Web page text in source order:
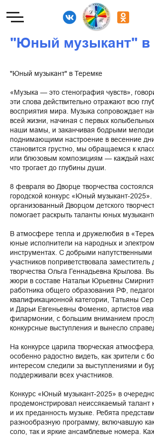
"Юный музыкант" в
"Юный музыкант" в Теремке
«Музыка — это стенография чувств»,
эти слова действительно отражают всю
восприятия мира. Музыка сопровождает
всей жизни, начиная с первых
наши мамы, и заканчивая бодрыми
поднимающими настроение в весенние
становится грустно, мы обращаемся к
или блюзовым композициям — каждый
что трогает до глубины души.
8 февраля во Дворце творчества
городской конкурс «Юный музыкант-2025».
организованный Дворцом детского
помогает раскрыть таланты юных
В атмосфере тепла и дружелюбия в
юные исполнители на народных и
инструментах. С добрыми напутственными
участников поприветствовала
творчества Ольга Геннадьевна Крылова.
жюри в составе Натальи Юрьевны
работника общего образования РФ,
квалификационной категории, Татьяны
и Дарьи Евгеньевны Фоменко, артистов
филармонии, с большим вниманием
конкурсные выступления и вынесло
На конкурсе царила творческая
особенно радостно видеть, как зрители с
интересом следили за выступлениями и
поддерживали всех участников.
Конкурс «Юный музыкант-2025» в
продемонстрировал неиссякаемый
и их преданность музыке. Ребята
разнообразную программу, включавшую
соло, так и яркие ансамблевые номера.